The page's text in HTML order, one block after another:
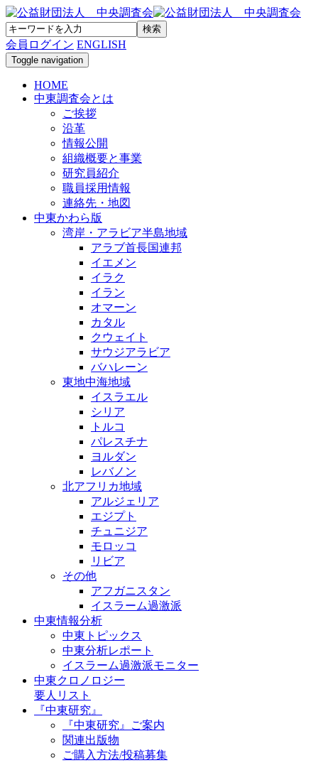
会員ログイン ENGLISH
Toggle navigation
HOME
中東調査会とは
ご挨拶
沿革
情報公開
組織概要と事業
研究員紹介
職員採用情報
連絡先・地図
中東かわら版
湾岸・アラビア半島地域
アラブ首長国連邦
イエメン
イラク
イラン
オマーン
カタル
クウェイト
サウジアラビア
バハレーン
東地中海地域
イスラエル
シリア
トルコ
パレスチナ
ヨルダン
レバノン
北アフリカ地域
アルジェリア
エジプト
チュニジア
モロッコ
リビア
その他
アフガニスタン
イスラーム過激派
中東情報分析
中東トピックス
中東分析レポート
イスラーム過激派モニター
中東クロノロジー
要人リスト
『中東研究』
『中東研究』ご案内
関連出版物
ご購入方法/投稿募集